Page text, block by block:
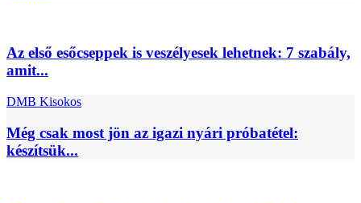
Az első esőcseppek is veszélyesek lehetnek: 7 szabály,
amit...
DMB Kisokos
Még csak most jön az igazi nyári próbatétel:
készítsük...